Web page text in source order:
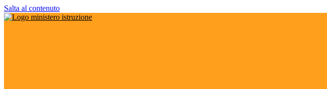
Salta al contenuto